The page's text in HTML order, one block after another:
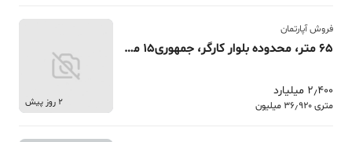
فروش آپارتمان
65 متر، محدوده بلوار کارگر، جمهوری15 مجتمع امام حسن
2٫400 میلیارد
متری 36٫920 میلیون 2 روز پیش